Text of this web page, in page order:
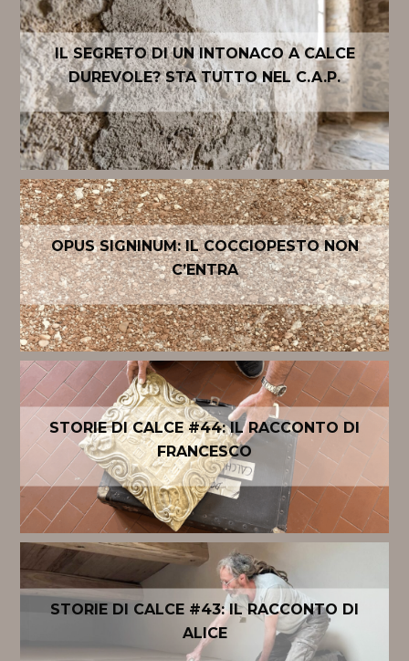
IL SEGRETO DI UN INTONACO A CALCE
DUREVOLE? STA TUTTO NEL C.A.P.
OPUS SIGNINUM: IL COCCIOPESTO NON
C’ENTRA
STORIE DI CALCE #44: IL RACCONTO DI
FRANCESCO
STORIE DI CALCE #43: IL RACCONTO DI
ALICE